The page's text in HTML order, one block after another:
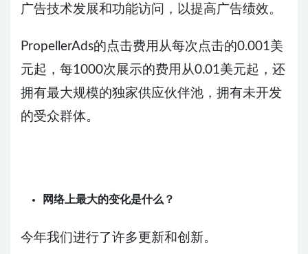
广告技术发展和功能访问，以提高广告绩效。
PropellerAds的点击费用从每次点击的0.001美
元起，每1000次展示的费用从0.01美元起，还
拥有最大规模的独家供应伙伴池，拥有未开发
的受众群体。
网络上最大的变化是什么？
今年我们进行了许多更新和创新。